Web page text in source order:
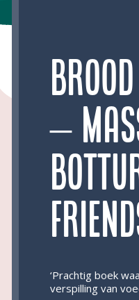
–
‘Prachtig boek
verspilling van